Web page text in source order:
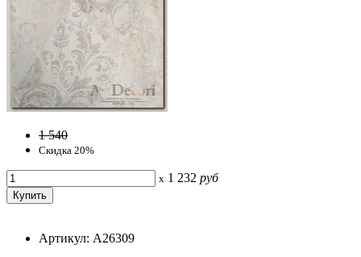
1 540
Скидка 20%
x 1 232 руб
Артикул: A26309